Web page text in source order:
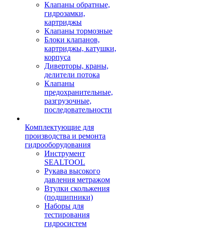
Клапаны обратные,
гидрозамки,
картриджы
Клапаны тормозные
Блоки клапанов,
картриджы, катушки,
корпуса
Диверторы, краны,
делители потока
Клапаны
предохранительные,
разгрузочные,
последовательности
Комплектующие для
производства и ремонта
гидрооборудования
Инструмент
SEALTOOL
Рукава высокого
давления метражом
Втулки скольжения
(подшипники)
Наборы для
тестирования
гидросистем